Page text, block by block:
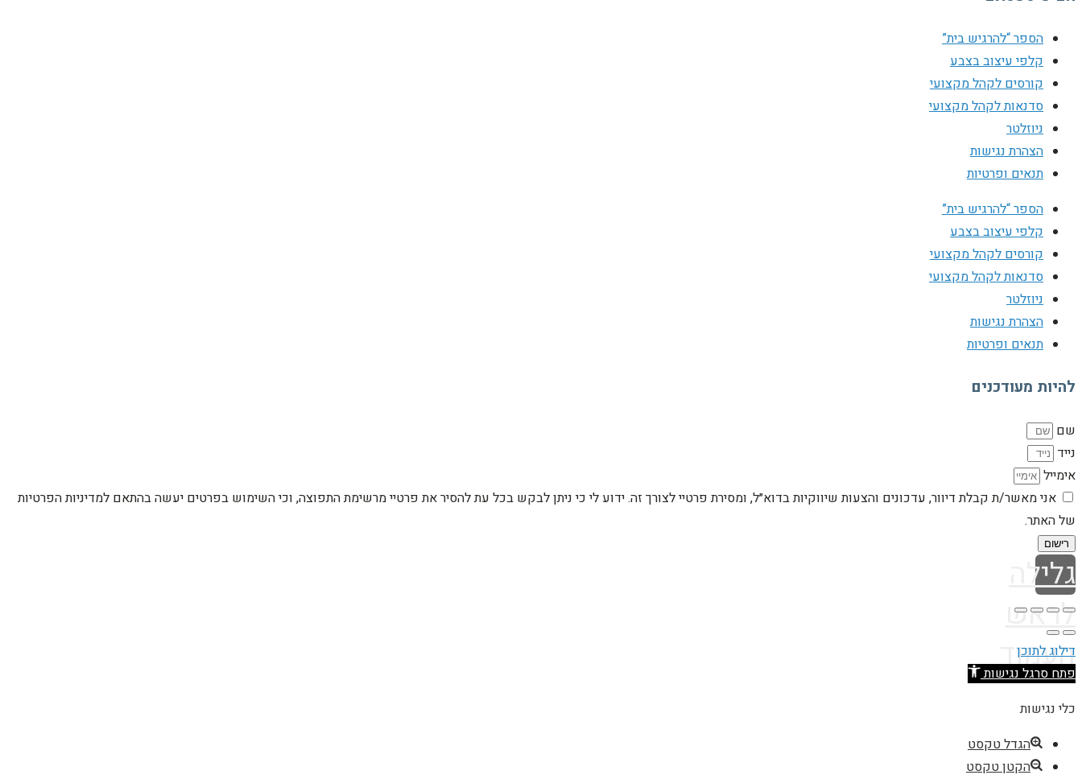
הספר “להרגיש בית”
קלפי עיצוב בצבע
קורסים לקהל מקצועי
סדנאות לקהל מקצועי
ניוזלטר
הצהרת נגישות
תנאים ופרטיות
הספר “להרגיש בית”
קלפי עיצוב בצבע
קורסים לקהל מקצועי
סדנאות לקהל מקצועי
ניוזלטר
הצהרת נגישות
תנאים ופרטיות
להיות מעודכנים
שם
נייד
אימייל
אני מאשר/ת קבלת דיוור, עדכונים והצעות שיווקיות בדוא״ל, ומסירת פרטיי לצורך זה. ידוע לי כי ניתן לבקש בכל עת להסיר את פרטיי מרשימת התפוצה, וכי השימוש בפרטים יעשה בהתאם למדיניות הפרטיות
של האתר.
רישום
גלילה
לראש
העמוד
דילוג לתוכן
פתח סרגל נגישות
כלי נגישות
הגדל טקסט
הקטן טקסט